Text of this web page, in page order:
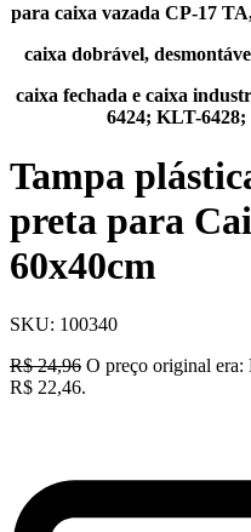
para caixa vazada CP-17
caixa dobrável,
caixa fechada e caixa
6424; KLT-
Tampa
preta para
60x40cm
SKU: 100340
R$24,96 O preço original era:
R$ 22,46.